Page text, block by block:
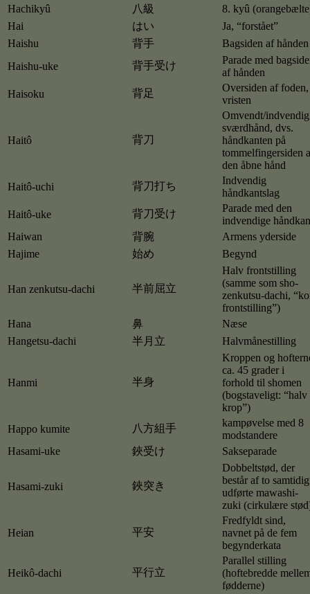
Hachikyû
八級
8. kyû
Hai
はい
Ja, “forstået”
Haishu
背手
Bagsiden af hånden
Haishu-uke
背手受け
Parade med
af hånden
Haisoku
背足
Oversiden af foden,
vristen
Haitô 背刀
Omvendt/indvendig
sværdhånd, dvs.
håndkanten på
tommelfingersiden
den åbne hånd
Haitô-uchi
背刀打ち
Indvendig
håndkantslag
Haitô-uke
背刀受け
Parade med den
indvendige
Haiwan
背腕
Armens yderside
Hajime
始め Begynd
Han zenkutsu-dachi 半前屈立
Halv frontstilling
(samme som sho-
zenkutsu-dachi,
frontstilling”)
Hana
鼻
Næse
Hangetsu-dachi
半月立 Halvmånestilling
Hanmi 半身
Kroppen og
ca. 45 grader i
forhold til shomen
(bogstaveligt: “halv
krop”)
Happo kumite
八方組手
kampøvelse med 8
modstandere
Hasami-uke
鋏受け Sakseparade
Hasami-zuki 鋏突き
Dobbeltstød, der
består af to
udførte mawashi-
zuki (cirkulære
Heian 平安
Fredfyldt sind,
navnet på de fem
begynderkata
Heikô-dachi 平行立
Parallel stilling
(hoftebredde
fødderne)